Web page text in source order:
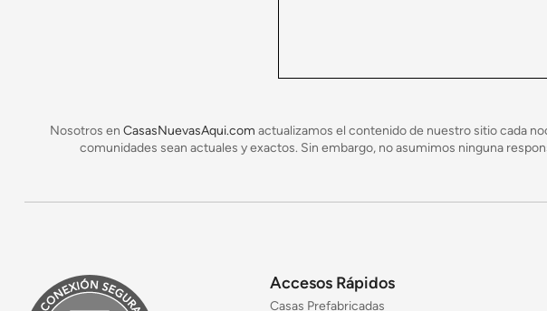
Nosotros en CasasNuevasAqui.com actualizamos el contenido de nuestro sitio cada
comunidades sean actuales y exactos. Sin embargo, no asumimos ninguna
Accesos Rápidos
Casas Prefabricadas